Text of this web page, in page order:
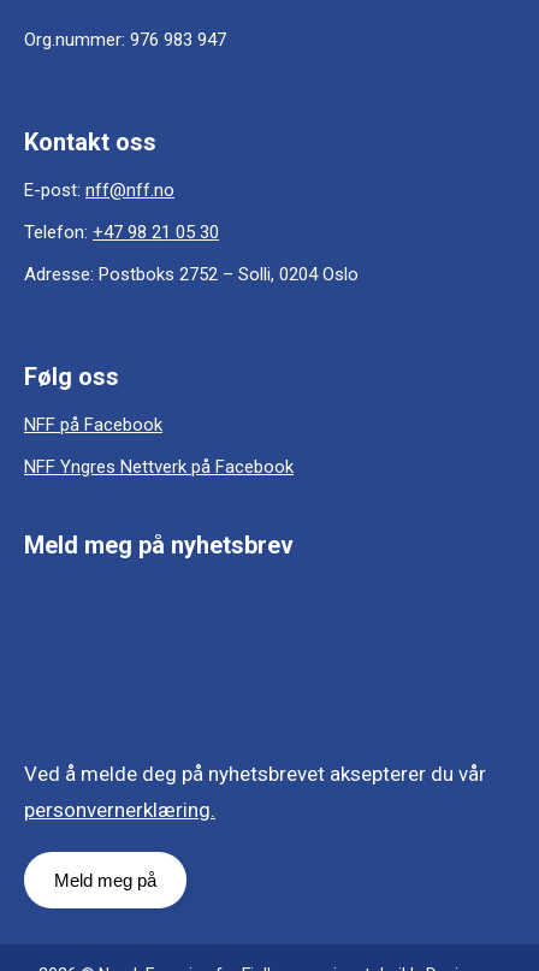
Org.nummer: 976 983 947
Kontakt oss
E-post: nff@nff.no
Telefon: +47 98 21 05 30
Adresse: Postboks 2752 – Solli, 0204 Oslo
Følg oss
NFF på Facebook
NFF Yngres Nettverk på Facebook
Meld meg på nyhetsbrev
Ved å melde deg på nyhetsbrevet aksepterer du vår
personvernerklæring.